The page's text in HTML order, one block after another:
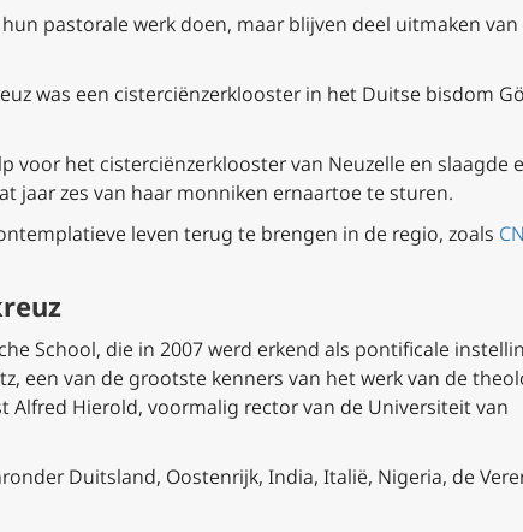
pastorale werk doen, maar blijven deel uitmaken van
was een cisterciënzerklooster in het Duitse bisdom
het cisterciënzerklooster van Neuzelle en slaagde
jaar zes van haar monniken ernaartoe te sturen.
leven terug te brengen in de regio, zoals
School, die in 2007 werd erkend als pontificale
een van de grootste kenners van het werk van de
Alfred Hierold, voormalig rector van de Universiteit van
Duitsland, Oostenrijk, India, Italië, Nigeria, de